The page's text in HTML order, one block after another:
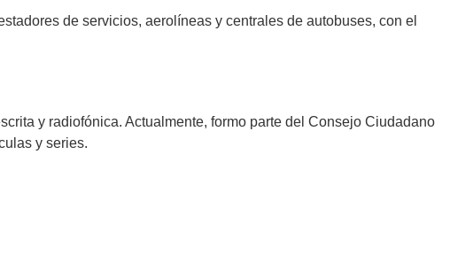
de servicios, aerolíneas y centrales de autobuses, con el
y radiofónica. Actualmente, formo parte del Consejo Ciudadano
y series.